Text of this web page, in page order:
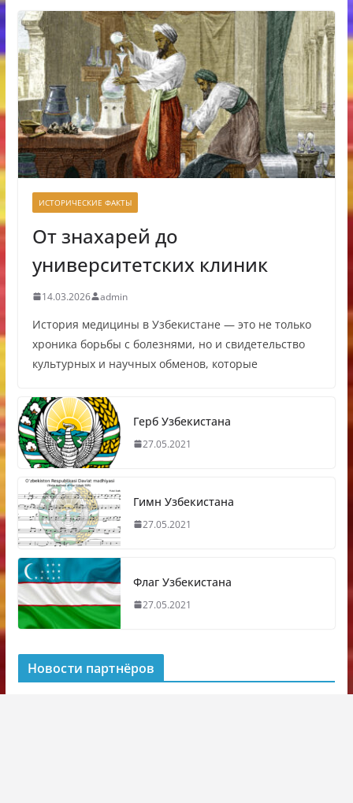
ИСТОРИЧЕСКИЕ ФАКТЫ
От знахарей до
университетских клиник
14.03.2026 admin
История медицины в Узбекистане — это не только
хроника борьбы с болезнями, но и свидетельство
культурных и научных обменов, которые
Герб Узбекистана
27.05.2021
Гимн Узбекистана
27.05.2021
Флаг Узбекистана
27.05.2021
Новости партнёров